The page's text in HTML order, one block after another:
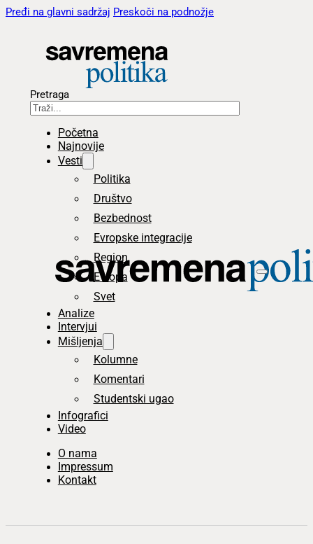
Pređi na glavni sadržaj Preskoči na podnožje
Pretraga
Početna
Najnovije
Vesti
Politika
Društvo
Bezbednost
Evropske integracije
Region
Evropa
Svet
Analize
Intervjui
Mišljenja
Kolumne
Komentari
Studentski ugao
Infografici
Video
O nama
Impressum
Kontakt